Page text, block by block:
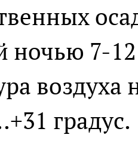
ночью 7-
воздуха
градус.